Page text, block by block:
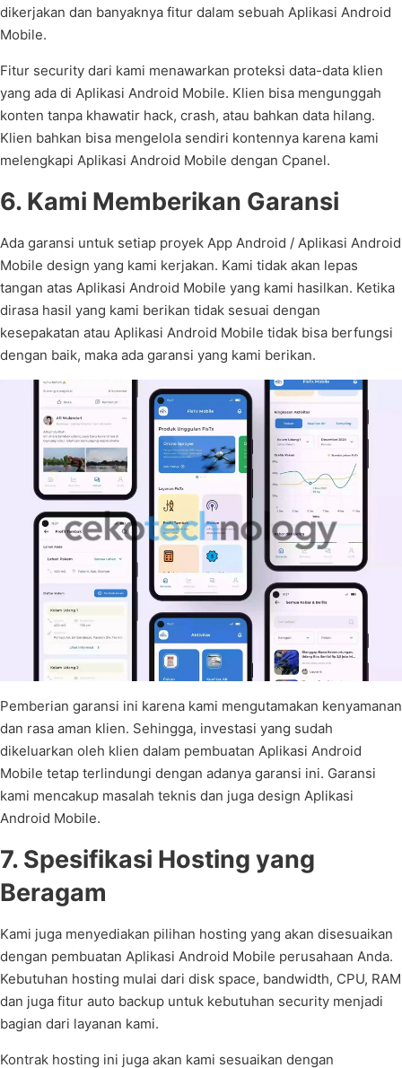
dikerjakan dan banyaknya fitur dalam sebuah Aplikasi Android
Mobile.
Fitur security dari kami menawarkan proteksi data-data klien
yang ada di Aplikasi Android Mobile. Klien bisa mengunggah
konten tanpa khawatir hack, crash, atau bahkan data hilang.
Klien bahkan bisa mengelola sendiri kontennya karena kami
melengkapi Aplikasi Android Mobile dengan Cpanel.
6. Kami Memberikan Garansi
Ada garansi untuk setiap proyek App Android / Aplikasi Android
Mobile design yang kami kerjakan. Kami tidak akan lepas
tangan atas Aplikasi Android Mobile yang kami hasilkan. Ketika
dirasa hasil yang kami berikan tidak sesuai dengan
kesepakatan atau Aplikasi Android Mobile tidak bisa berfungsi
dengan baik, maka ada garansi yang kami berikan.
Pemberian garansi ini karena kami mengutamakan kenyamanan
dan rasa aman klien. Sehingga, investasi yang sudah
dikeluarkan oleh klien dalam pembuatan Aplikasi Android
Mobile tetap terlindungi dengan adanya garansi ini. Garansi
kami mencakup masalah teknis dan juga design Aplikasi
Android Mobile.
7. Spesifikasi Hosting yang
Beragam
Kami juga menyediakan pilihan hosting yang akan disesuaikan
dengan pembuatan Aplikasi Android Mobile perusahaan Anda.
Kebutuhan hosting mulai dari disk space, bandwidth, CPU, RAM
dan juga fitur auto backup untuk kebutuhan security menjadi
bagian dari layanan kami.
Kontrak hosting ini juga akan kami sesuaikan dengan